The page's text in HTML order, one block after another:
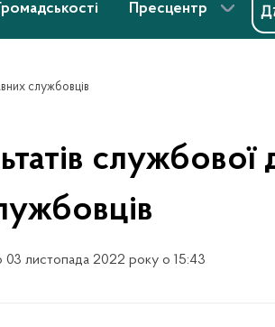
Пресцентр
службовців
службової
03 листопада 2022 року о 15:43